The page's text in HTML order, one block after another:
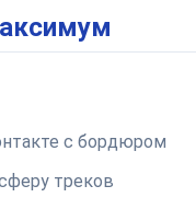
с бордюром
треков